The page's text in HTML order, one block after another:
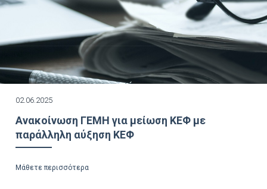
02.06.2025
Ανακοίνωση ΓΕΜΗ για μείωση ΚΕΦ με
παράλληλη αύξηση ΚΕΦ
Μάθετε περισσότερα